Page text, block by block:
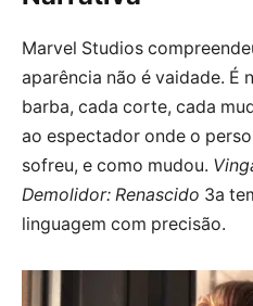
Marvel Studios
aparência não é vaidade. É
barba, cada corte, cada
ao espectador onde o
sofreu, e como mudou.
Demolidor: Renascido 3a
linguagem com precisão.